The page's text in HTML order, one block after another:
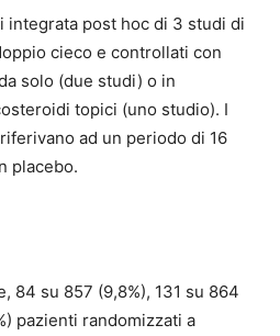
integrata post hoc di 3 studi di
cieco e controllati con
solo (due studi) o in
topici (uno studio). I
ad un periodo di 16
placebo.
84 su 857 (9,8%), 131 su 864
pazienti randomizzati a